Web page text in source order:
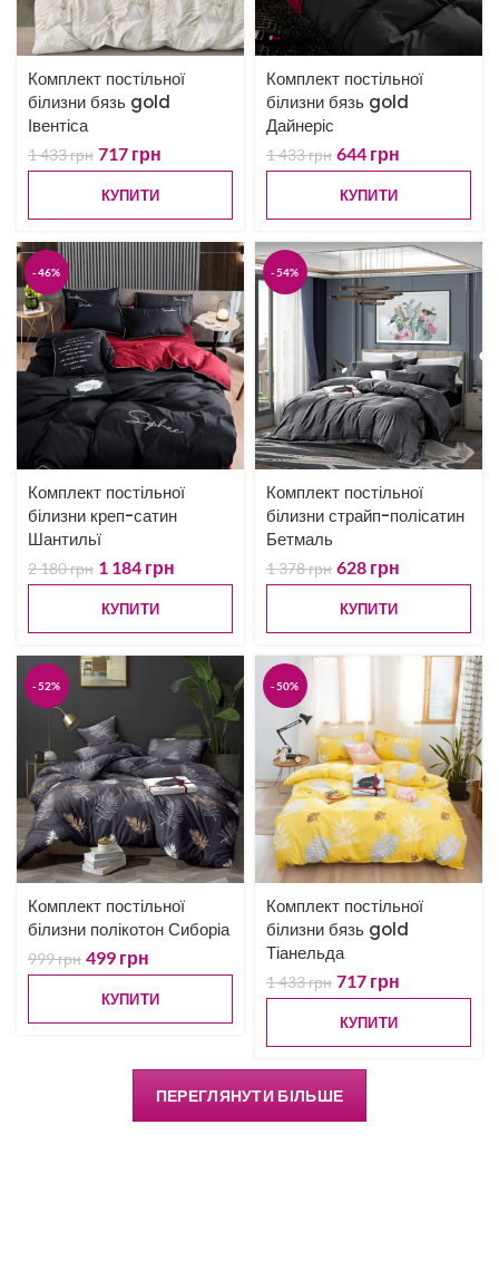
Комплект постільної
білизни бязь gold
Івентіса
1 433грн 717 грн
КУПИТИ
Комплект постільної
білизни бязь gold
Дайнеріс
1 433грн 644 грн
КУПИТИ
-46%
Комплект постільної
білизни креп-сатин
Шантильї
2 180грн 1 184 грн
КУПИТИ
-54%
Комплект постільної
білизни страйп-полісатин
Бетмаль
1 378грн 628 грн
КУПИТИ
-52%
Комплект постільної
білизни полікотон Сиборіа
999грн 499 грн
КУПИТИ
-50%
Комплект постільної
білизни бязь gold
Тіанельда
1 433грн 717 грн
КУПИТИ
ПЕРЕГЛЯНУТИ БІЛЬШЕ